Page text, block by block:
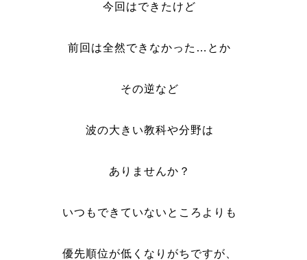
今回はできたけど
前回は全然できなかった…とか
その逆など
波の大きい教科や分野は
ありませんか？
いつもできていないところよりも
優先順位が低くなりがちですが、